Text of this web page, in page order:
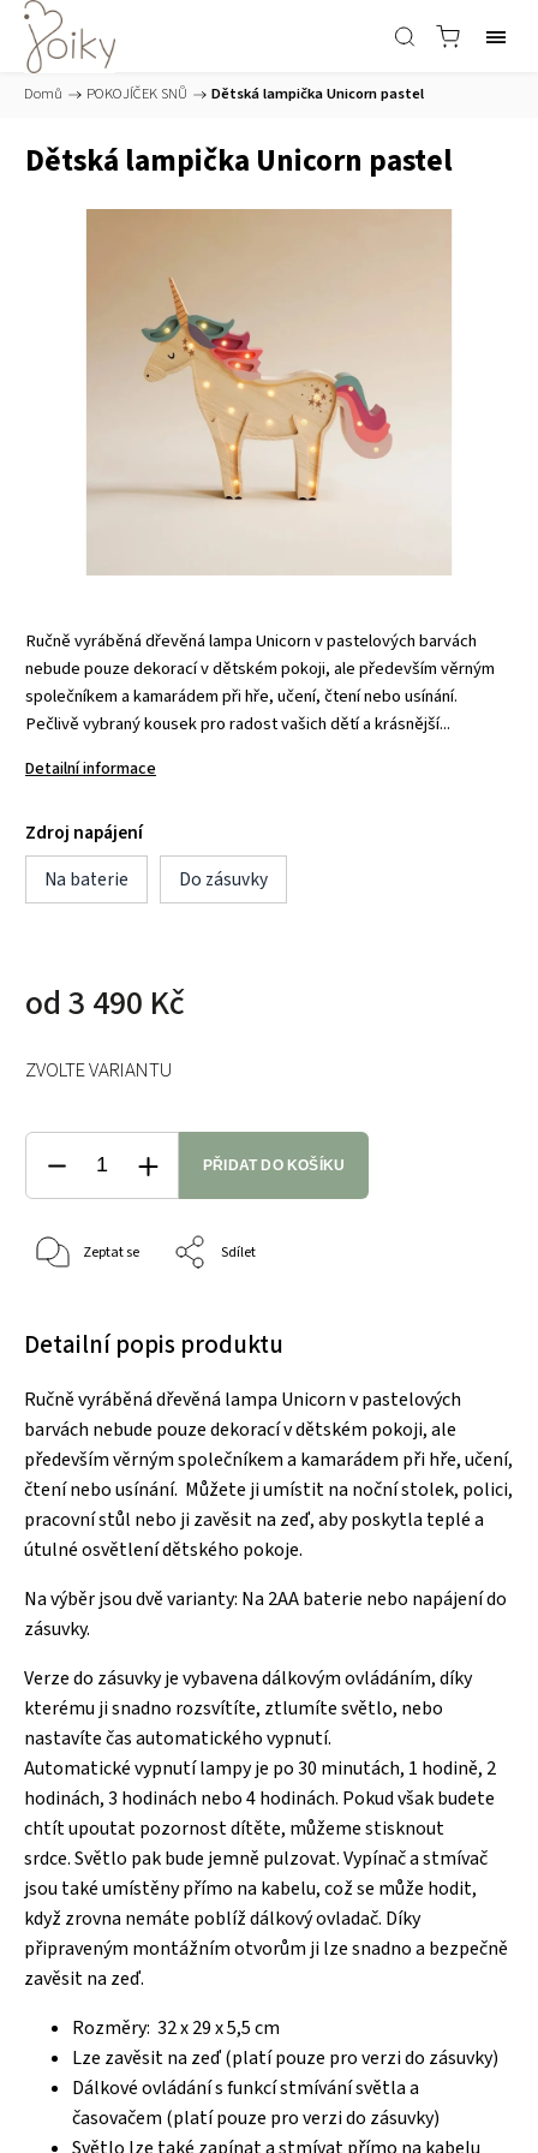
Domů / POKOJÍČEK SNŮ / Dětská lampička Unicorn pastel
Dětská lampička Unicorn pastel
Ručně vyráběná dřevěná lampa Unicorn v pastelových barvách
nebude pouze dekorací v dětském pokoji, ale především věrným
společníkem a kamarádem při hře, učení, čtení nebo usínání.
Pečlivě vybraný kousek pro radost vašich dětí a krásnější...
Detailní informace
Zdroj napájení
Na baterie
Do zásuvky
od 3 490 Kč
ZVOLTE VARIANTU
PŘIDAT DO KOŠÍKU
Zeptat se Sdílet
Detailní popis produktu
Ručně vyráběná dřevěná lampa Unicorn v pastelových
barvách nebude pouze dekorací v dětském pokoji, ale
především věrným společníkem a kamarádem při hře, učení,
čtení nebo usínání. Můžete ji umístit na noční stolek, polici,
pracovní stůl nebo ji zavěsit na zeď, aby poskytla teplé a
útulné osvětlení dětského pokoje.
Na výběr jsou dvě varianty: Na 2AA baterie nebo napájení do
zásuvky.
Verze do zásuvky je vybavena dálkovým ovládáním, díky
kterému ji snadno rozsvítíte, ztlumíte světlo, nebo
nastavíte čas automatického vypnutí.
Automatické vypnutí lampy je po 30 minutách, 1 hodině, 2
hodinách, 3 hodinách nebo 4 hodinách. Pokud však budete
chtít upoutat pozornost dítěte, můžeme stisknout
srdce. Světlo pak bude jemně pulzovat. Vypínač a stmívač
jsou také umístěny přímo na kabelu, což se může hodit,
když zrovna nemáte poblíž dálkový ovladač. Díky
připraveným montážním otvorům ji lze snadno a bezpečně
zavěsit na zeď.
Rozměry: 32 x 29 x 5,5 cm
Lze zavěsit na zeď (platí pouze pro verzi do zásuvky)
Dálkové ovládání s funkcí stmívání světla a
časovačem (platí pouze pro verzi do zásuvky)